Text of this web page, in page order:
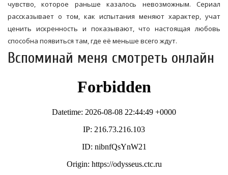
чувство, которое раньше казалось невозможным. Сериал
рассказывает о том, как испытания меняют характер, учат
ценить искренность и показывают, что настоящая любовь
способна появиться там, где её меньше всего ждут.
Вспоминай меня смотреть онлайн